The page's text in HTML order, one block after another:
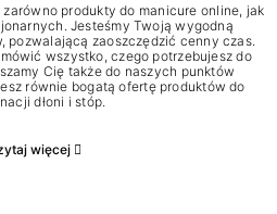
produkty do manicure online, jak
Jesteśmy Twoją wygodną
pozwalającą zaoszczędzić cenny czas.
wszystko, czego potrzebujesz do
Cię także do naszych punktów
równie bogatą ofertę produktów do
dłoni i stóp.
więcej